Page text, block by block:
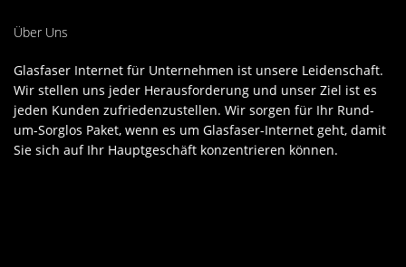
Über Uns
Glasfaser Internet für Unternehmen ist unsere Leidenschaft.
Wir stellen uns jeder Herausforderung und unser Ziel ist es
jeden Kunden zufriedenzustellen. Wir sorgen für Ihr Rund-
um-Sorglos Paket, wenn es um Glasfaser-Internet geht, damit
Sie sich auf Ihr Hauptgeschäft konzentrieren können.